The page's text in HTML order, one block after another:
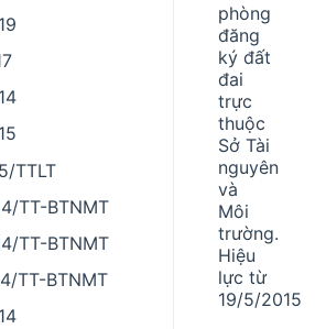
TTLT
TT-BTNMT
TT-BTNMT
TT-BTNMT
phòng
đăng
ký đất
đai
trực
thuộc
Sở Tài
nguyên
và
Môi
trường.
Hiệu
lực từ
19/5/2015